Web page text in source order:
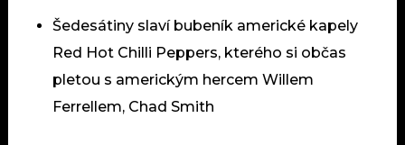
Šedesátiny slaví bubeník americké kapely
Red Hot Chilli Peppers, kterého si občas
pletou s americkým hercem Willem
Ferrellem, Chad Smith